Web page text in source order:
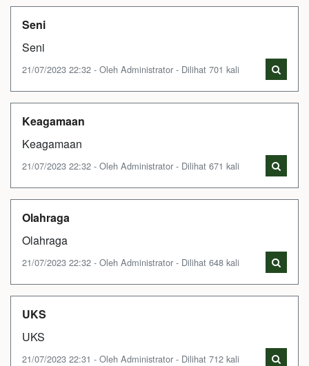
Seni
Seni
21/07/2023 22:32 - Oleh Administrator - Dilihat 701 kali
Keagamaan
Keagamaan
21/07/2023 22:32 - Oleh Administrator - Dilihat 671 kali
Olahraga
Olahraga
21/07/2023 22:32 - Oleh Administrator - Dilihat 648 kali
UKS
UKS
21/07/2023 22:31 - Oleh Administrator - Dilihat 712 kali